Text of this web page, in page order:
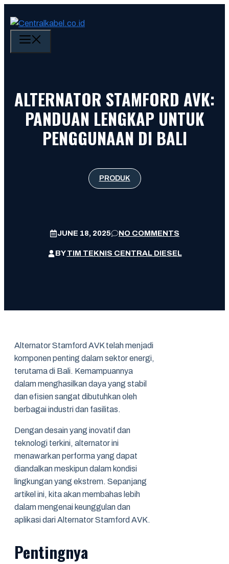
content
ALTERNATOR STAMFORD AVK:
PANDUAN LENGKAP UNTUK
PENGGUNAAN DI BALI
PRODUK
JUNE 18, 2025 NO COMMENTS
BYTIM TEKNIS CENTRAL DIESEL
Alternator Stamford AVK telah menjadi
komponen penting dalam sektor energi,
terutama di Bali. Kemampuannya
dalam menghasilkan daya yang stabil
dan efisien sangat dibutuhkan oleh
berbagai industri dan fasilitas.
Dengan desain yang inovatif dan
teknologi terkini, alternator ini
menawarkan performa yang dapat
diandalkan meskipun dalam kondisi
lingkungan yang ekstrem. Sepanjang
artikel ini, kita akan membahas lebih
dalam mengenai keunggulan dan
aplikasi dari Alternator Stamford AVK.
Pentingnya